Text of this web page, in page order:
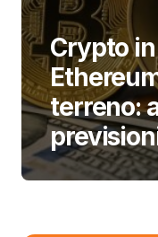
Crypto
terreno: